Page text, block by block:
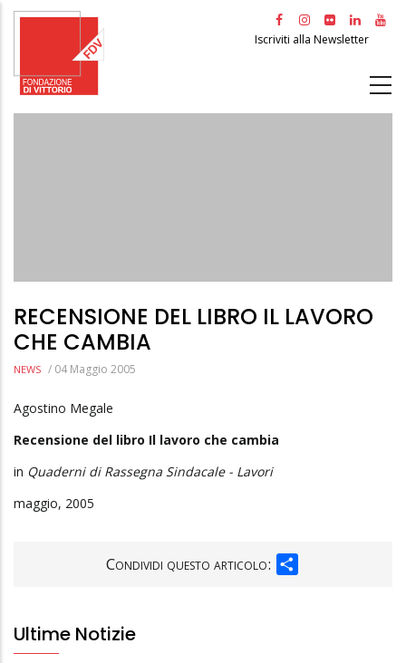
Salta
principale
Iscriviti alla Newsletter
RECENSIONE DEL LIBRO IL LAVORO
CHE CAMBIA
NEWS / 04 Maggio 2005
Agostino Megale
Recensione del libro Il lavoro che cambia
in Quaderni di Rassegna Sindacale - Lavori
maggio, 2005
Condividi questo articolo:
Ultime Notizie